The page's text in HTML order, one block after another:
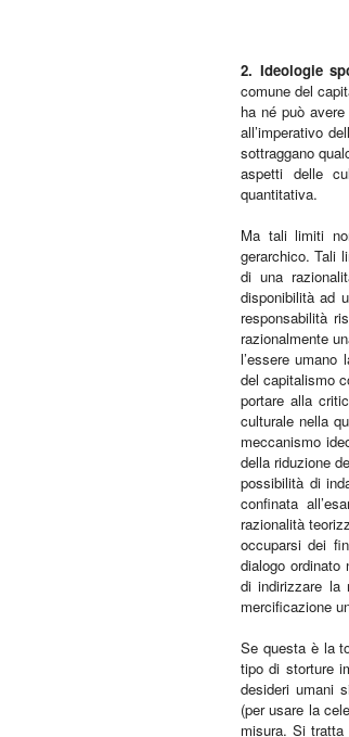
2. Ideologie
comune del
ha né può
all’imperativo
sottraggano
aspetti delle
quantitativa.
Ma tali limiti
gerarchico. Tali
di una
disponibilità ad
responsabilità
razionalmente
l’essere
del capitalismo
portare alla
culturale nella
meccanismo
della riduzione
possibilità di
confinata
razionalità
occuparsi dei
dialogo ordinato
di indirizzare la
mercificazione
Se questa è la
tipo di storture
desideri umani
(per usare la
misura. Si